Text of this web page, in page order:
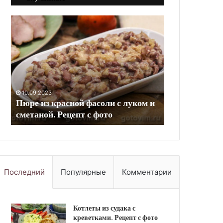
Мармелад
яблок
(в
мультиварке).
Рецепт
с
фото10.09.2023
Мармелад из яблок (в
мультиварке). Рецепт с фото
с
фото
Последний Популярные Комментарии
Котлеты из судака с
креветками. Рецепт с фото